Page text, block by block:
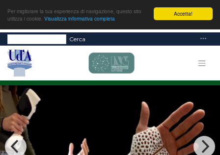
Accetta!
Per migliorare la tua esperienza di navigazione, questo sito
utilizza i cookie. Visualizza informativa completa
Cerca